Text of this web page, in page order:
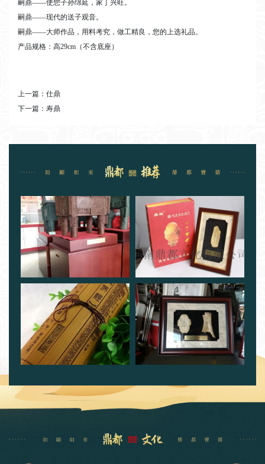
嗣鼎——使您子孙绵延，家丁兴旺。
嗣鼎——现代的送子观音。
嗣鼎——大师作品，用料考究，做工精良，您的上选礼品。
产品规格：高29cm（不含底座）
上一篇： 仕鼎
下一篇： 寿鼎